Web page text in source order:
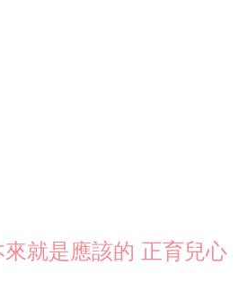
就是應該的 正育兒心